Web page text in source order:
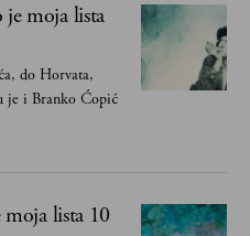
je moja lista
do Horvata,
je i Branko Ćopić
lista 10